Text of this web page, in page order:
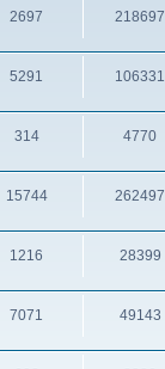
2697 218697
5291 106331
314 4770
15744 262497
1216 28399
7071 49143